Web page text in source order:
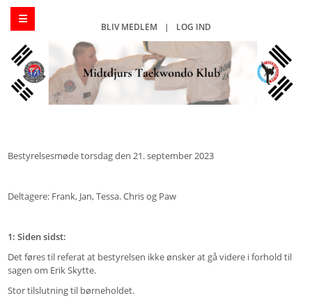
BLIV MEDLEM | LOG IND
Bestyrelsesmøde torsdag den 21. september 2023
Deltagere: Frank, Jan, Tessa. Chris og Paw
1: Siden sidst:
Det føres til referat at bestyrelsen ikke ønsker at gå videre i forhold til
sagen om Erik Skytte.
Stor tilslutning til børneholdet.